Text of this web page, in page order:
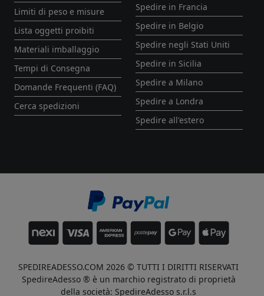
Limiti di peso e misure
Lista oggetti proibiti
Materiali imballaggio
Tempi di Consegna
Domande Frequenti (FAQ)
Cerca spedizioni
Spedire in Francia
Spedire in Belgio
Spedire negli Stati Uniti
Spedire in Sicilia
Spedire a Milano
Spedire a Londra
Spedire all'estero
SPEDIREADESSO.COM 2026 © TUTTI I DIRITTI RISERVATI
SpedireAdesso ® è un marchio registrato di proprietà
della società: SpedireAdesso s.r.l.s